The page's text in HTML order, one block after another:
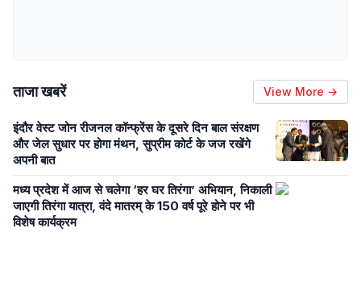
ताजा खबरें View More →
इंदौर वेस्ट जोन रीजनल कॉन्फ्रेंस के दूसरे दिन बाल संरक्षण
और जेल सुधार पर होगा मंथन, सुप्रीम कोर्ट के जज रखेंगे
अपनी बात
मध्य प्रदेश में आज से चलेगा ‘हर घर तिरंगा’ अभियान, निकाली
जाएगी तिरंगा यात्रा, वंदे मातरम् के 150 वर्ष पूरे होने पर भी
विशेष कार्यक्रम